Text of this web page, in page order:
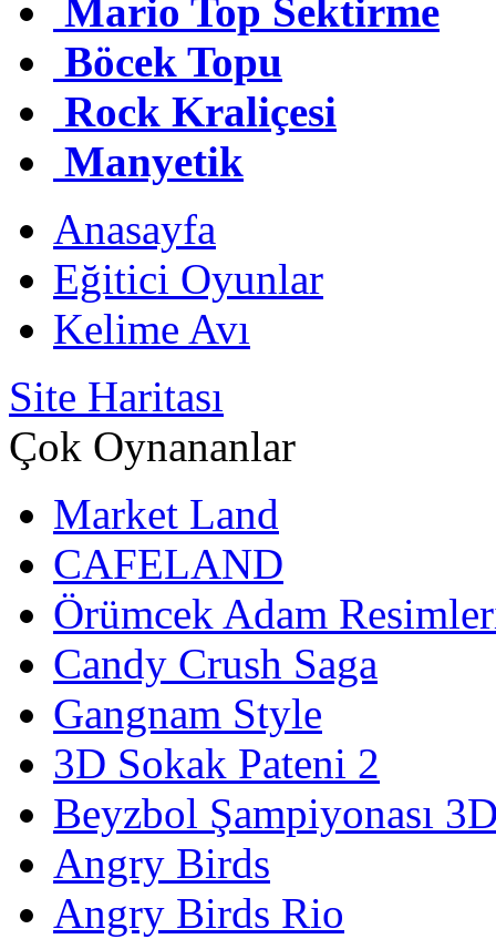
Mario Top Sektirme
Böcek Topu
Rock Kraliçesi
Manyetik
Anasayfa
Eğitici Oyunlar
Kelime Avı
Site Haritası
Çok Oynananlar
Market Land
CAFELAND
Örümcek Adam
Candy Crush Saga
Gangnam Style
3D Sokak Pateni 2
Beyzbol Şampiyonası
Angry Birds
Angry Birds Rio